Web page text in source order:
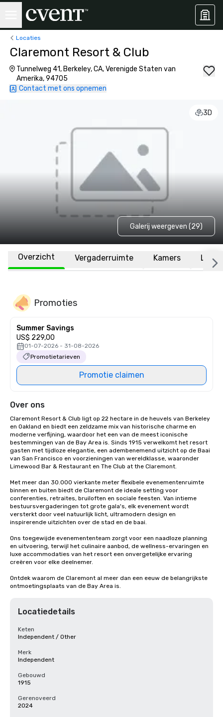
Locaties
Claremont Resort & Club
Tunnelweg 41, Berkeley, CA, Verenigde Staten van
Amerika, 94705
Contact met ons opnemen
3D
Galerij weergeven (29)
Overzicht Vergaderruimte Kamers
Promoties
Summer Savings
US$ 229,00
01-07-2026 - 31-08-2026
Promotietarieven
Promotie claimen
Over ons
Claremont Resort & Club ligt op 22 hectare in de heuvels van Berkeley
en Oakland en biedt een zeldzame mix van historische charme en
moderne verfijning, waardoor het een van de meest iconische
bestemmingen van de Bay Area is. Sinds 1915 verwelkomt het resort
gasten met tijdloze elegantie, een adembenemend uitzicht op de Baai
van San Francisco en voorzieningen van wereldklasse, waaronder
Limewood Bar & Restaurant en The Club at the Claremont.
Met meer dan 30.000 vierkante meter flexibele evenementenruimte
binnen en buiten biedt de Claremont de ideale setting voor
conferenties, retraites, bruiloften en sociale feesten. Van intieme
bestuursvergaderingen tot grote gala's, elk evenement wordt
versterkt door veel natuurlijk licht, ultramodern design en
inspirerende uitzichten over de stad en de baai.
Ons toegewijde evenemententeam zorgt voor een naadloze planning
en uitvoering, terwijl het culinaire aanbod, de wellness-ervaringen en
luxe accommodaties van het resort een onvergetelijke ervaring
creëren voor elke deelnemer.
Ontdek waarom de Claremont al meer dan een eeuw de belangrijkste
ontmoetingsplaats van de Bay Area is.
Locatiedetails
Keten
Independent / Other
Merk
Independent
Gebouwd
1915
Gerenoveerd
2024